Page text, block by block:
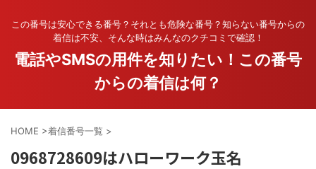
この番号は安心できる番号？それとも危険な番号？知らない番号からの
着信は不安、そんな時はみんなのクチコミで確認！
電話やSMSの用件を知りたい！この番号
からの着信は何？
HOME >着信番号一覧 >
0968728609はハローワーク玉名